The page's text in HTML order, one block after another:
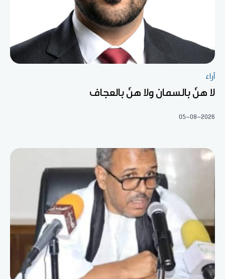
آراء
لا هنّ بالسمان ولا هنّ بالعجاف
05-08-2026